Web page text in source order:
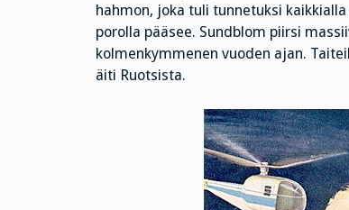
hahmon, joka tuli tunnetuksi
porolla pääsee. Sundblom piirsi
kolmenkymmenen vuoden ajan.
äiti Ruotsista.